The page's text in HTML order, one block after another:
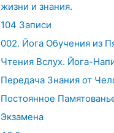
жизни и знания.
104 Записи
002. Йога Обучения из
Чтения Вслух. Йога-
Передача Знания от
Постоянное
Экзамена